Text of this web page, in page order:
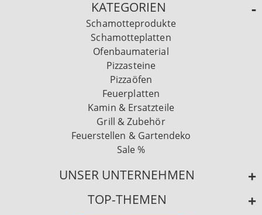
KATEGORIEN
Schamotteprodukte
Schamotteplatten
Ofenbaumaterial
Pizzasteine
Pizzaöfen
Feuerplatten
Kamin & Ersatzteile
Grill & Zubehör
Feuerstellen & Gartendeko
Sale %
UNSER UNTERNEHMEN
TOP-THEMEN